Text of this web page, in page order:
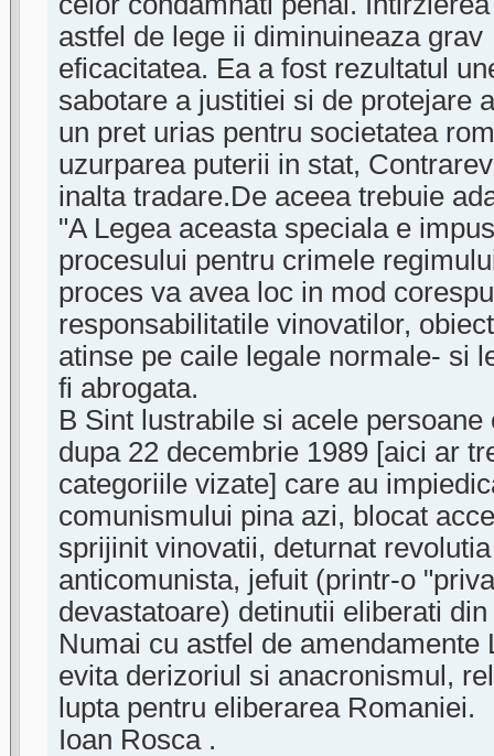
astfel de lege ii diminuineaza grav
eficacitatea. Ea a fost rezultatul
sabotare a justitiei si de protejare
un pret urias pentru societatea
uzurparea puterii in stat,
inalta tradare.De aceea trebuie
"A Legea aceasta speciala e
procesului pentru crimele
proces va avea loc in mod
responsabilitatile vinovatilor,
atinse pe caile legale normale- si
fi abrogata.
B Sint lustrabile si acele
dupa 22 decembrie 1989 [aici ar
categoriile vizate] care au
comunismului pina azi, blocat
sprijinit vinovatii, deturnat
anticomunista, jefuit (printr-o
devastatoare) detinutii eliberati
Numai cu astfel de amendamente
evita derizoriul si anacronismul,
lupta pentru eliberarea Romaniei.
Ioan Rosca .